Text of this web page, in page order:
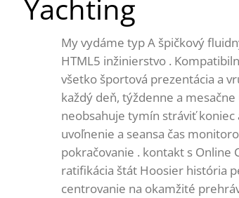
My vydáme typ A špičkový
HTML5 inžinierstvo .
všetko športová prezentácia a
každý deň, týždenne a
neobsahuje tymín stráviť koniec
uvoľnenie a seansa čas
pokračovanie . kontakt s Online
ratifikácia štát Hoosier história
centrovanie na okamžité